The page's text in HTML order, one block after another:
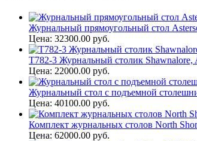
Журнальный прямоугольный стол
Цена: 32300.00 руб.
T782-3 Журнальный столик Shawnalore,
Цена: 22000.00 руб.
Журнальный стол с подъемной
Цена: 40100.00 руб.
Комплект журнальных столов North
Цена: 62000.00 руб.